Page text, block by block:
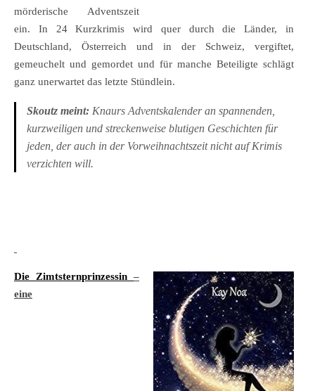
mörderische Adventszeit
ein. In 24 Kurzkrimis wird quer durch die Länder, in
Deutschland, Österreich und in der Schweiz, vergiftet,
gemeuchelt und gemordet und für manche Beteiligte schlägt
ganz unerwartet das letzte Stündlein.
Skoutz meint: Knaurs Adventskalender an spannenden,
kurzweiligen und streckenweise blutigen Geschichten für
jeden, der auch in der Vorweihnachtszeit nicht auf Krimis
verzichten will.
Die Zimtsternprinzessin –
eine